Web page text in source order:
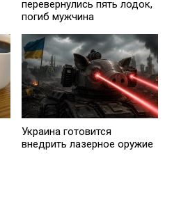
перевернулись пять лодок,
погиб мужчина
Украина готовится
внедрить лазерное оружие